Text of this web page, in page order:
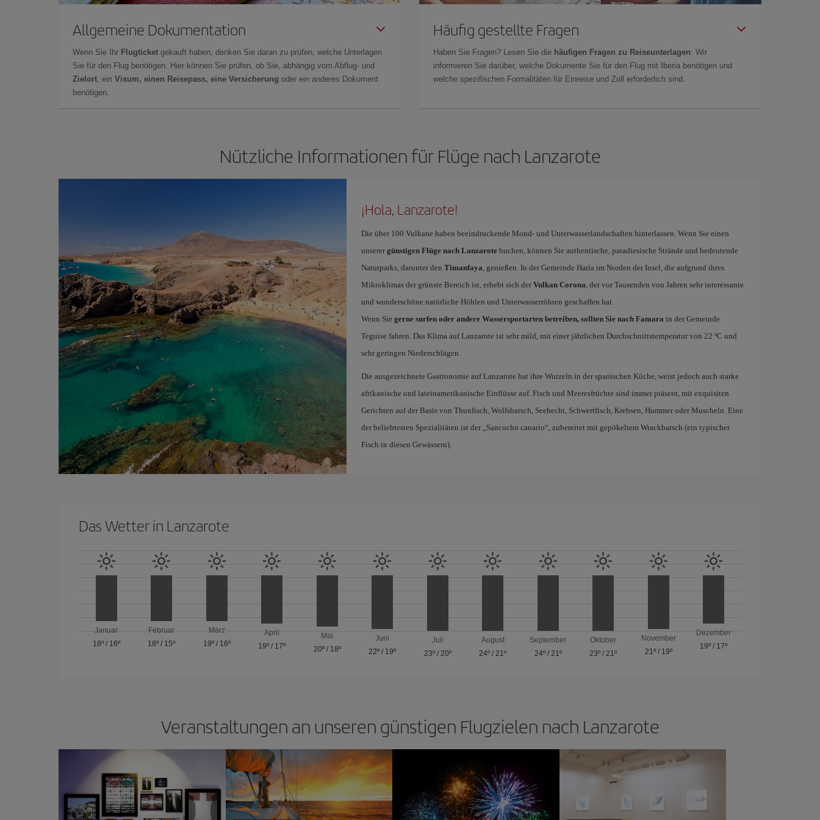
Allgemeine Dokumentation
Wenn Sie Ihr Flugticket gekauft haben, denken Sie daran zu prüfen, welche Unterlagen
Sie für den Flug benötigen. Hier können Sie prüfen, ob Sie, abhängig vom Abflug- und
Zielort, ein Visum, einen Reisepass, eine Versicherung oder ein anderes Dokument
benötigen.
Häufig gestellte Fragen
Haben Sie Fragen? Lesen Sie die häufigen Fragen zu Reiseunterlagen: Wir
informieren Sie darüber, welche Dokumente Sie für den Flug mit Iberia benötigen und
welche spezifischen Formalitäten für Einreise und Zoll erforderlich sind.
Nützliche Informationen für Flüge nach Lanzarote
¡Hola, Lanzarote!
Die über 100 Vulkane haben beeindruckende Mond- und Unterwasserlandschaften hinterlassen. Wenn Sie einen
unserer günstigen Flüge nach Lanzarotebuchen, können Sie authentische, paradiesische Strände und bedeutende
Naturparks, darunter den Timanfaya, genießen. In der Gemeinde Haría im Norden der Insel, die aufgrund ihres
Mikroklimas der grünste Bereich ist, erhebt sich der Vulkan Corona, der vor Tausenden von Jahren sehr interessante
und wunderschöne natürliche Höhlen und Unterwasserröhren geschaffen hat.
Wenn Sie gerne surfen oder andere Wassersportarten betreiben, sollten Sie nach Famara in der Gemeinde
Teguise fahren. Das Klima auf Lanzarote ist sehr mild, mit einer jährlichen Durchschnittstemperatur von 22 ºC und
sehr geringen Niederschlägen.
Die ausgezeichnete Gastronomie auf Lanzarote hat ihre Wurzeln in der spanischen Küche, weist jedoch auch starke
afrikanische und lateinamerikanische Einflüsse auf. Fisch und Meeresfrüchte sind immer präsent, mit exquisiten
Gerichten auf der Basis von Thunfisch, Wolfsbarsch, Seehecht, Schwertfisch, Krebsen, Hummer oder Muscheln. Eine
der beliebtesten Spezialitäten ist der „Sancocho canario“, zubereitet mit gepökeltem Wrackbarsch (ein typischer
Fisch in diesen Gewässern).
Das Wetter in Lanzarote
Januar
18º/ 16º
Februar
18º / 15º
März
19º/ 16º
April
19º / 17º
Mai
20º/ 18º
Juni
22º / 19º
Juli
23º/ 20º
August
24º /21º
September
24º/ 21º
Oktober
23º /21º
November
21º/ 19º
Dezember
19º / 17º
Veranstaltungen an unseren günstigen Flugzielen nach Lanzarote